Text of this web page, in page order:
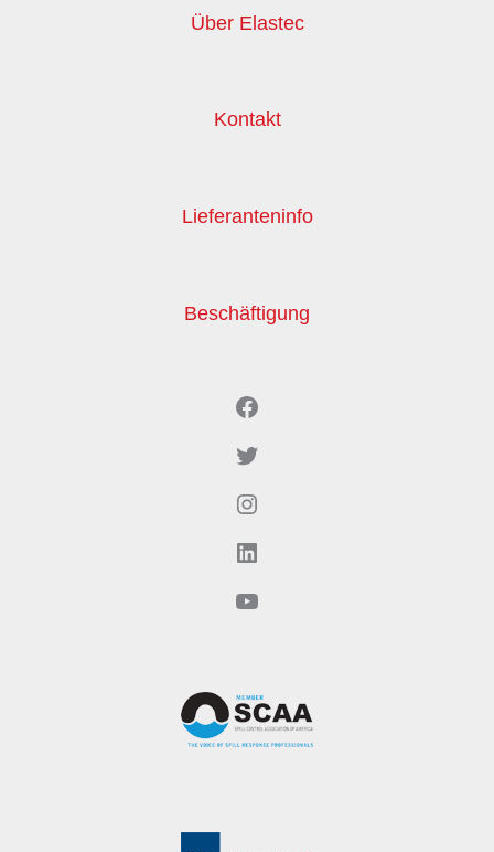
Über Elastec
Kontakt
Lieferanteninfo
Beschäftigung
Facebook
Twitter
Instagram
LinkedIn
YouTube